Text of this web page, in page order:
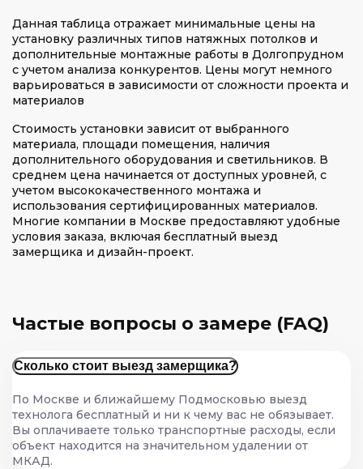
Данная таблица отражает минимальные цены на
установку различных типов натяжных потолков и
дополнительные монтажные работы в Долгопрудном
с учетом анализа конкурентов. Цены могут немного
варьироваться в зависимости от сложности проекта и
материалов
Стоимость установки зависит от выбранного
материала, площади помещения, наличия
дополнительного оборудования и светильников. В
среднем цена начинается от доступных уровней, с
учетом высококачественного монтажа и
использования сертифицированных материалов.
Многие компании в Москве предоставляют удобные
условия заказа, включая бесплатный выезд
замерщика и дизайн-проект.
Частые вопросы о замере (FAQ)
Сколько стоит выезд замерщика?
По Москве и ближайшему Подмосковью выезд
технолога бесплатный и ни к чему вас не обязывает.
Вы оплачиваете только транспортные расходы, если
объект находится на значительном удалении от
МКАД.